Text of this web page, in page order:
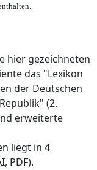
hier gezeichneten
das "Lexikon
der Deutschen
(2.
erweiterte
liegt in 4
PDF).